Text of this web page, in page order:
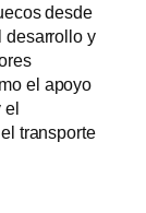
desde
desarrollo y
el apoyo
el
transporte